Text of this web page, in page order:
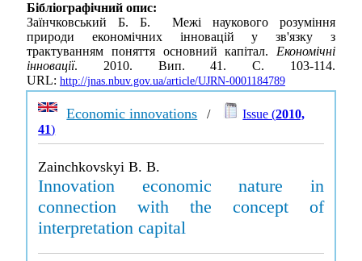
Бібліографічний опис:
Заїнчковський Б. Б. Межі наукового розуміння
природи економічних інновацій у зв'язку з
трактуванням поняття основний капітал. Економічні
інновації. 2010. Вип. 41. С. 103-114.
URL: http://jnas.nbuv.gov.ua/article/UJRN-0001184789
Economic innovations / Issue (2010,
41)
Zainchkovskyi B. B.
Innovation economic nature in
connection with the concept of
interpretation capital